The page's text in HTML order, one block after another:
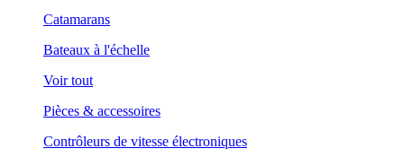
Catamarans
Bateaux à l'échelle
Voir tout
Pièces & accessoires
Contrôleurs de vitesse électroniques